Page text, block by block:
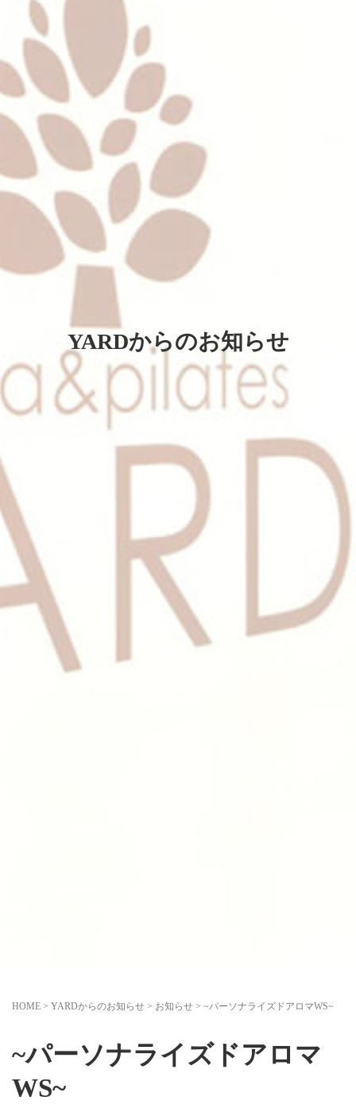
YARDからのお知らせ
HOME > YARDからのお知らせ > お知らせ > ~パーソナライズドアロマWS~
~パーソナライズドアロマ
WS~